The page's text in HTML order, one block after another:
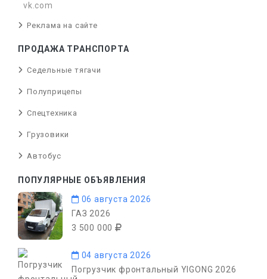
vk.com
Реклама на сайте
ПРОДАЖА ТРАНСПОРТА
Седельные тягачи
Полуприцепы
Спецтехника
Грузовики
Автобус
ПОПУЛЯРНЫЕ ОБЪЯВЛЕНИЯ
06 августа 2026
ГАЗ 2026
3 500 000
04 августа 2026
Погрузчик фронтальный YIGONG 2026